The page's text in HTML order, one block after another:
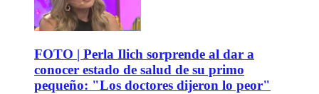
FOTO | Perla Ilich sorprende al dar a
conocer estado de salud de su primo
pequeño: "Los doctores dijeron lo peor"